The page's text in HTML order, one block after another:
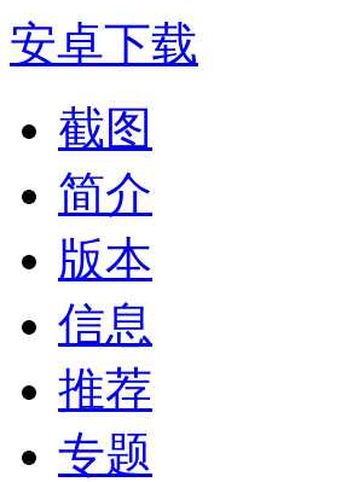
安卓下载
截图
简介
版本
信息
推荐
专题